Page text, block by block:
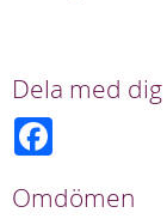
Dela med dig
b
Omdömen